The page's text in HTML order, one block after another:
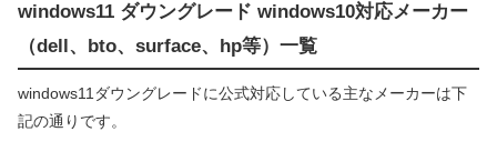
windows11 ダウングレード windows10対応メーカー
（dell、bto、surface、hp等）一覧
windows11ダウングレードに公式対応している主なメーカーは下
記の通りです。